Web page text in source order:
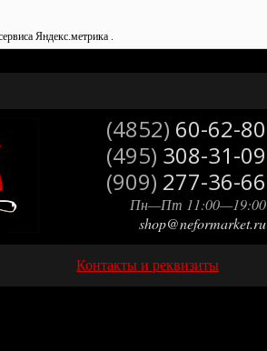
Яндекс.метрика .
(4852) 60-62-80
(495) 308-31-09
(909) 277-36-66
Пн—Пт 11:00—19:00
shop@neformarket.ru
Контакты и реквизиты